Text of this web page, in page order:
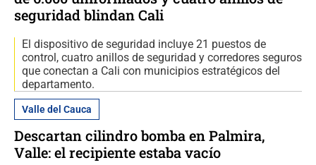
seguridad blindan Cali
El dispositivo de seguridad incluye 21 puestos de
control, cuatro anillos de seguridad y corredores seguros
que conectan a Cali con municipios estratégicos del
departamento.
Valle del Cauca
Descartan cilindro bomba en Palmira,
Valle: el recipiente estaba vacío